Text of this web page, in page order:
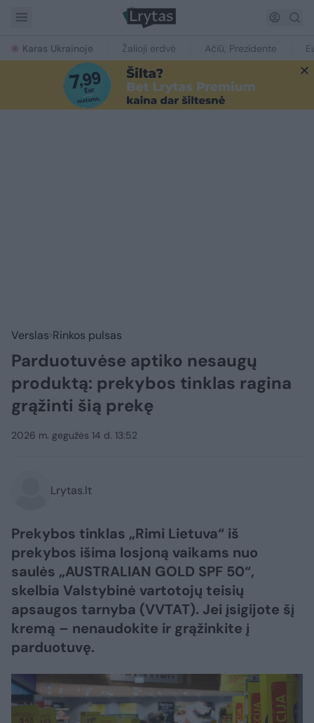
Karas Ukrainoje Žalioji erdvė Ačiū, Prezidente
Verslas Rinkos pulsas
Parduotuvėse aptiko nesaugų
produktą: prekybos tinklas ragina
grąžinti šią prekę
2026 m. gegužės 14 d. 13:52
Lrytas.lt
Prekybos tinklas „Rimi Lietuva“ iš
prekybos išima losjoną vaikams nuo
saulės „AUSTRALIAN GOLD SPF 50“,
skelbia Valstybinė vartotojų teisių
apsaugos tarnyba (VVTAT). Jei įsigijote šį
kremą – nenaudokite ir grąžinkite į
parduotuvę.